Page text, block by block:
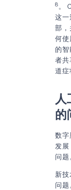
8 。
这一
部，
何使
的
者共
道症
人
的
数字
发
问题
新
问题